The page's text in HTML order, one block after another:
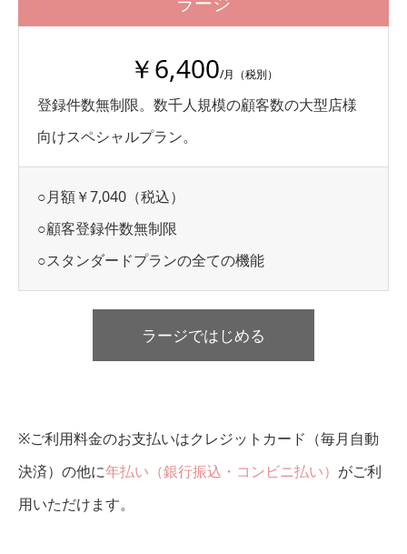
￥6,400/月（税別）
登録件数無制限。数千人規模の顧客数の大型店様
向けスペシャルプラン。
○月額￥7,040（税込）
○顧客登録件数無制限
○スタンダードプランの全ての機能
ラージではじめる
※ご利用料金のお支払いはクレジットカード（毎月自動
決済）の他に年払い（銀行振込・コンビニ払い） がご利
用いただけます。